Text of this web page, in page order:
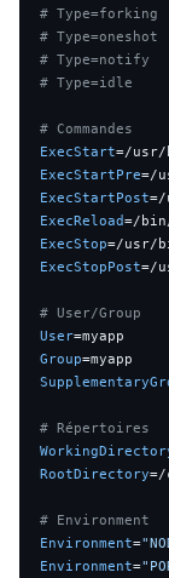
#
#
# Type=notify
# Type=idle
# Commandes
ExecStart
ExecStartPre=/
ExecStartPost
ExecReload=/
ExecStop=/
ExecStopPost=/
# User/Group
User
Group
# Répertoires
RootDirectory
# Environment
Environment=
Environment=